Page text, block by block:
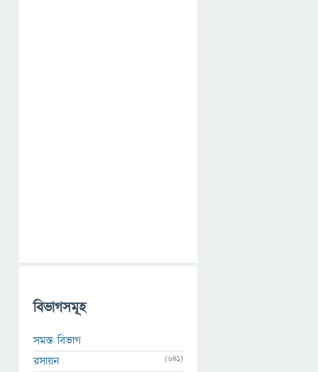
বিভাগসমূহ
সমস্ত বিভাগ
রসায়ন
(641)